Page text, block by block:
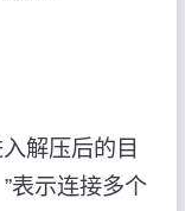
解压后的目
表示连接多个